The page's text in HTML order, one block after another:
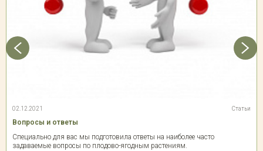
02.12.2021 Статьи
Вопросы и ответы
Специально для вас мы подготовила ответы на наиболее часто
задаваемые вопросы по плодово-ягодным растениям.